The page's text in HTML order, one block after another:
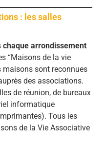
: les salles
chaque arrondissement
“Maisons de la vie
maisons sont reconnues
des associations.
de réunion, de bureaux
informatique
Tous les
de la Vie Associative